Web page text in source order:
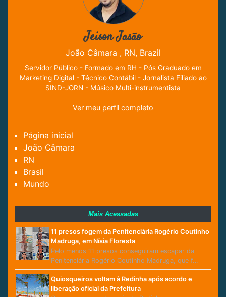
Jeison Jasão
João Câmara , RN, Brazil
Servidor Público - Formado em RH - Pós Graduado em
Marketing Digital - Técnico Contábil - Jornalista Filiado ao
SIND-JORN - Músico Multi-instrumentista
Ver meu perfil completo
Página inicial
João Câmara
RN
Brasil
Mundo
Mais Acessadas
11 presos fogem da Penitenciária Rogério Coutinho
Madruga, em Nísia Floresta
Pelo menos 11 presos conseguiram escapar da
Penitenciária Rogério Coutinho Madruga, que f…
Quiosqueiros voltam à Redinha após acordo e
liberação oficial da Prefeitura